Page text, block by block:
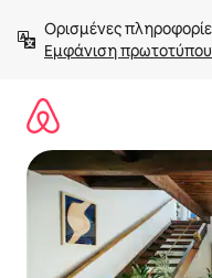
στο
περιεχόμενοΕμφάνιση πρωτοτύπου